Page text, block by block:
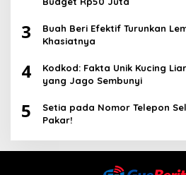
3
Buah Beri Efektif Turunkan
Khasiatnya
4
Kodkod: Fakta Unik Kucing
yang Jago Sembunyi
5
Setia pada Nomor Telepon
Pakar!